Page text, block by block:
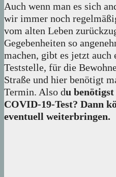
Auch wenn man es sich
wir immer noch
vom alten Leben
Gegebenheiten so
machen, gibt es jetzt auch
Teststelle, für die
Straße und hier benötigt
Termin. Also du benötigst
COVID-19-Test? Dann
eventuell weiterbringen.